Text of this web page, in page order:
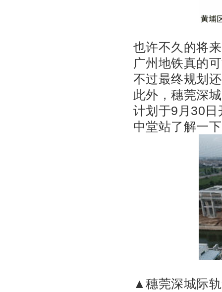
也许不久的将来
广州地铁真的
不过最终规划
此外，穗莞深
计划于9月30日
中堂站了解一
▲穗莞深城际